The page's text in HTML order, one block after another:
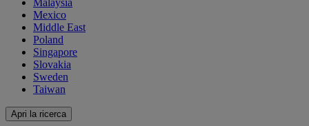
Malaysia
Mexico
Middle East
Poland
Singapore
Slovakia
Sweden
Taiwan
Apri la ricerca